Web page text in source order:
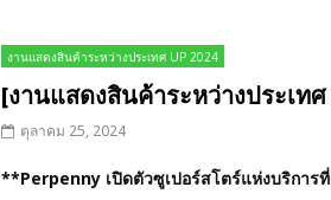
งานแสดงสินค้าระหว่างประเทศ UP 2024
[งานแสดงสินค้าระหว่างประเท
ตุลาคม 25, 2024
**Perpenny เปิดตัวซูเปอร์สโตร์แห่งบริกา